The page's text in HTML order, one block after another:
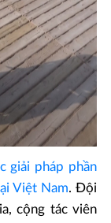
giải pháp phần
Việt Nam. Đội
cộng tác viên